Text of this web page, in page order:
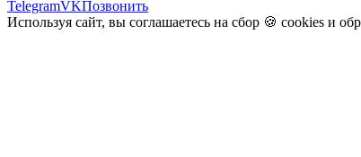
TelegramVKПозвонить
Используя сайт, вы соглашаетесь на сбор 🍪 cookies и